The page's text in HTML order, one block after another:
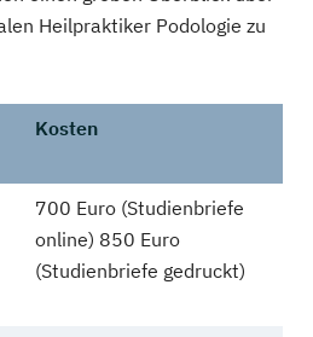
Heilpraktiker Podologie zu
Kosten
700 Euro (Studienbriefe
online) 850 Euro
(Studienbriefe gedruckt)